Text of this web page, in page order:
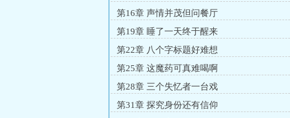
把目光重新投向世界］ps：1.尽量考据，设
径。囚犯途径和被缚者途径都是异种途径
地球土着。4.主角能力偏向邪恶，但是本人
的都捞，在符合逻辑的前提下尽力打出伤亡
第16章 声情并茂但问餐厅
第19章 睡了一天终于醒来
第22章 八个字标题好难想
第25章 这魔药可真难喝啊
第28章 三个失忆者一台戏
第31章 探究身份还有信仰